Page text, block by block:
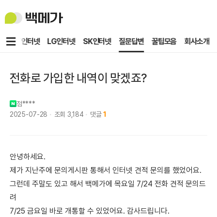
백
메
KT인터넷 LG인터넷 SK인터넷 질문답변 꿀팁모음 회사소개
메
전화로 가입한 내역이 맞겠죠?
점****
2025-07-28
조회 3,184 댓글 1
안녕하세요.
제가 지난주에 문의게시판 통해서 인터넷 견적 문의를 했었어요.
그런데 주말도 있고 해서 백메가에 목요일 7/24 전화 견적 문의드
려
7/25 금요일 바로 개통할 수 있었어요. 감사드립니다.